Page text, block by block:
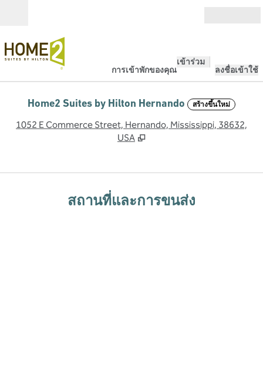
การเข้าพักของคุณ
เข้าร่วม
ลงชื่อเข้าใช้
Home2 Suites by Hilton Hernando สร้างขึ้นใหม่
1052 E Commerce Street, Hernando, Mississippi, 38632,
USA
สถานที่และการขนส่ง